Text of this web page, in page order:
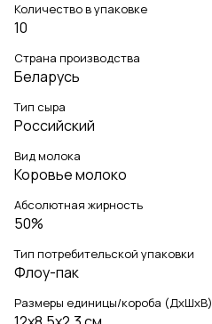
Количество в упаковке
10
Страна производства
Беларусь
Тип сыра
Российский
Вид молока
Коровье молоко
Абсолютная жирность
50%
Тип потребительской упаковки
Флоу-пак
Размеры единицы/короба (ДхШхВ)